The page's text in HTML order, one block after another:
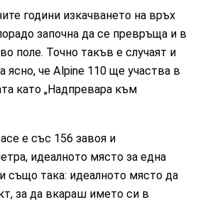
години изкачването на връх
започна да се превръща и в
поле. Точно такъв е случаят и
ясно, че Alpine 110 ще участва в
като „Надпревара към
е със 156 завоя и
идеалното място за една
също така: идеалното място да
за да вкараш името си в